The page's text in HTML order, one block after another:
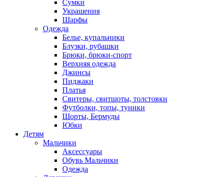
Сумки
Украшения
Шарфы
Одежда
Белье, купальники
Блузки, рубашки
Брюки, брюки-спорт
Верхняя одежда
Джинсы
Пиджаки
Платья
Свитеры, свитшоты, толстовки
Футболки, топы, туники
Шорты, Бермуды
Юбки
Детям
Мальчики
Аксессуары
Обувь Мальчики
Одежда